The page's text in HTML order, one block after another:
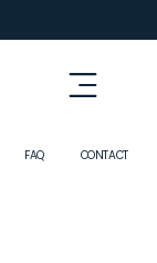
FAQ CONTACT